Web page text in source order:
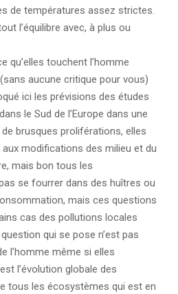
de températures assez strictes.
l’équilibre avec, à plus ou
qu’elles touchent l’homme
aucune critique pour vous)
ici les prévisions des études
le Sud de l’Europe dans une
brusques proliférations, elles
modifications des milieu et du
mais bon tous les
se fourrer dans des huîtres ou
mais ces questions
cas des pollutions locales
qui se pose n’est pas
l’homme même si elles
l’évolution globale des
tous les écosystèmes qui est en